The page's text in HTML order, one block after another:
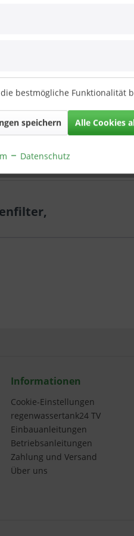
und...
*
Informationen
Cookie-Einstellungen
regenwassertank24 TV
Einbauanleitungen
Betriebsanleitungen
Zahlung und Versand
Über uns
bestmögliche Funktionalität
speichern Alle Cookies
Datenschutz